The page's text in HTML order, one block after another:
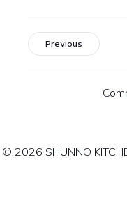
Previous
© 2026 SHUNNO